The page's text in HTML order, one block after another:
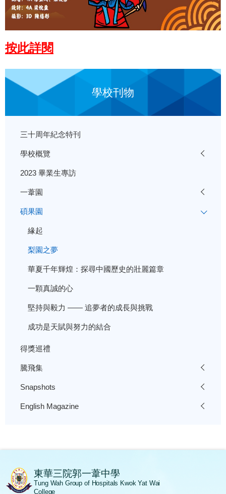
按此詳閱
學校刊物
三十周年紀念特刊
學校概覽
2023 畢業生專訪
一葦園
碩果園
緣起
梨園之夢
華夏千年輝煌：探尋中國歷史的壯麗篇章
一顆真誠的心
堅持與毅力 —— 追夢者的成長與挑戰
成功是天賦與努力的結合
得獎巡禮
騰飛集
Snapshots
English Magazine
東華三院郭一葦中學
Tung Wah Group of Hospitals Kwok Yat Wai
College